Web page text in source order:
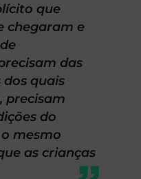
que
chegaram e
das
dos quais
precisam
do
mesmo
as crianças